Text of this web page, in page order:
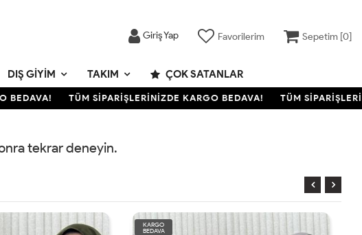
Giriş Yap Favorilerim Sepetim [0]
DIŞ GIYIM TAKIM ÇOK SATANLAR
BEDAVA! TÜM SİPARİŞLERİNİZDE KARGO BEDAVA! TÜM
tekrar deneyin.
KARGO
BEDAVA